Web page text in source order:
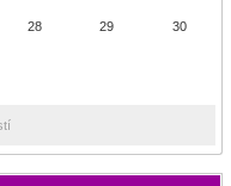
28 29 30